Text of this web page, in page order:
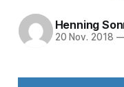
Henning
20 Nov. 2018